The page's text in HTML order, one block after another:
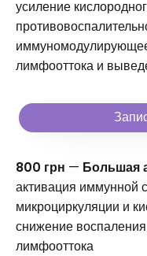
усиление
лимфооттока и
800 грн — Большая
активация иммунной
микроциркуляции и
снижение
лимфооттока